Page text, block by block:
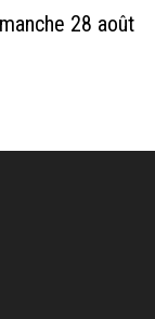
28 août